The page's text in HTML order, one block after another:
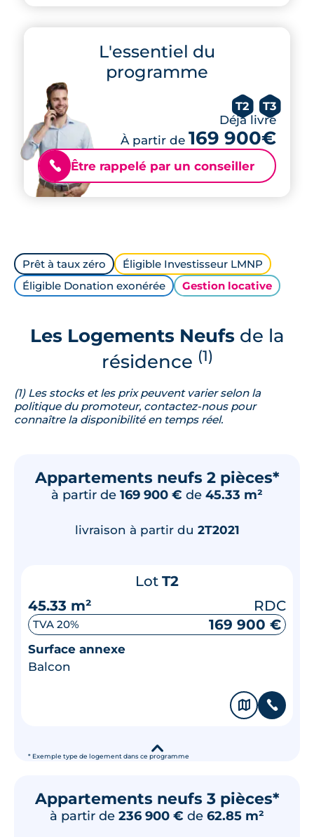
L'essentiel du
programme
T2 T3
Déjà livré
À partir de 169 900€
📞 Être rappelé par un conseiller
Prêt à taux zéro
Éligible Investisseur LMNP
Éligible Donation exonérée
Gestion locative
Les Logements Neufsde la
résidence (1)
(1) Les stocks et les prix peuvent varier selon la
politique du promoteur, contactez-nous pour
connaître la disponibilité en temps réel.
Appartements neufs 2 pièces*
à partir de 169 900 € de 45.33 m²
* Exemple type de logement dans ce programme
livraison à partir du 2T2021
Lot T2
45.33 m²
RDC
TVA 20% 169 900 €
Surface annexe
Balcon
🗞 📞
▾
Appartements neufs 3 pièces*
à partir de 236 900 € de 62.85 m²